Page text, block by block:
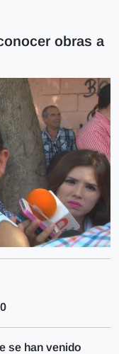
obras a
se han venido